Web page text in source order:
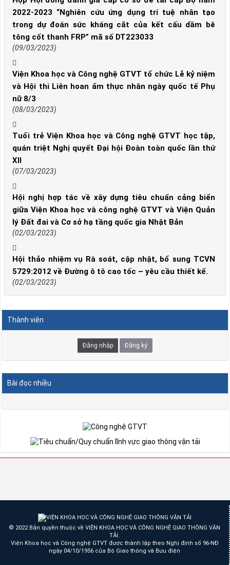
2022-2023 “Nghiên cứu ứng dụng trí tuệ nhân tạo
trong dự đoán sức kháng cắt của kết cấu dầm bê
tông cốt thanh FRP” mã số DT223033
(09/03/2023)
Viện Khoa học và Công nghệ GTVT tổ chức Lễ kỷ niệm
và Hội thi Liên hoan ẩm thực nhân ngày quốc tế Phụ
nữ 8/3
(08/03/2023)
Tuổi trẻ Viện Khoa học và Công nghệ GTVT học tập,
quán triệt Nghị quyết Đại hội Đoàn toàn quốc lần thứ
XII
(07/03/2023)
Hội nghị hợp tác về xây dựng tiêu chuẩn cảng biển
giữa Viện Khoa học và công nghệ GTVT và Viện Quản
lý Đất đai và Cơ sở hạ tầng quốc gia Nhật Bản
(02/03/2023)
Hội thảo nhiệm vụ Rà soát, cập nhật, bổ sung TCVN
5729:2012 về Đường ô tô cao tốc – yêu cầu thiết kế.
(02/03/2023)
Thành viên
Đăng nhập Đăng ký
Bài đọc nhiều
© 2022 Bản quyền thuộc về VIỆN KHOA HỌC VÀ CÔNG NGHỆ GIAO THÔNG VẬN
TẢI.
Viện Khoa học và Công nghệ GTVT được thành lập theo Nghị định số 96-NĐ
ngày 04/10/1956 của Bộ Giao thông và Bưu điện